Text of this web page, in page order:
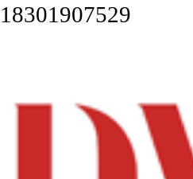
18301907529